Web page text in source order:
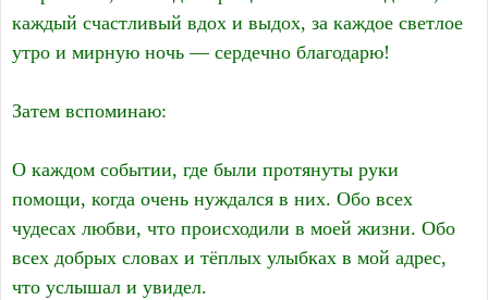
каждый счастливый вдох и выдох, за каждое светлое
утро и мирную ночь — сердечно благодарю!
Затем вспоминаю:
О каждом событии, где были протянуты руки
помощи, когда очень нуждался в них. Обо всех
чудесах любви, что происходили в моей жизни. Обо
всех добрых словах и тёплых улыбках в мой адрес,
что услышал и увидел.